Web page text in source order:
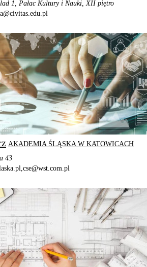
1, Pałac Kultury i Nauki, XII piętro
AKADEMIA ŚLĄSKA W KATOWICACH
43
cse@wst.com.pl